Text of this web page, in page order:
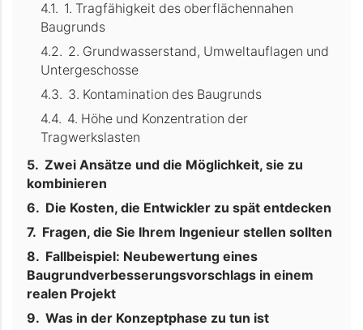
1. Tragfähigkeit des oberflächennahen
Baugrunds
2. Grundwasserstand, Umweltauflagen und
Untergeschosse
3. Kontamination des Baugrunds
4. Höhe und Konzentration der
Tragwerkslasten
Zwei Ansätze und die Möglichkeit, sie zu
kombinieren
Die Kosten, die Entwickler zu spät entdecken
Fragen, die Sie Ihrem Ingenieur stellen sollten
Fallbeispiel: Neubewertung eines
Baugrundverbesserungsvorschlags in einem
realen Projekt
Was in der Konzeptphase zu tun ist